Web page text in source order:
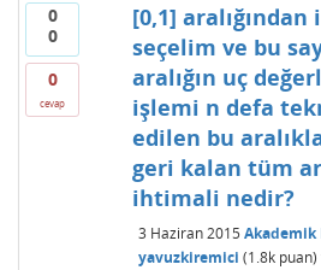
0
0
0
cevap
[0,1] aralığından
seçelim ve bu
aralığın uç
işlemi n defa
edilen bu
geri kalan tüm
ihtimali nedir?
3 Haziran 2015
yavuzkiremici (1.8kpuan)